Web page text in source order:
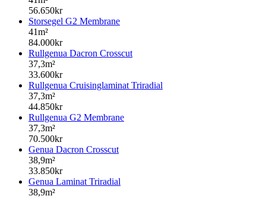
56.650kr
Storsegel G2 Membrane
41m²
84.000kr
Rullgenua Dacron Crosscut
37,3m²
33.600kr
Rullgenua Cruisinglaminat Triradial
37,3m²
44.850kr
Rullgenua G2 Membrane
37,3m²
70.500kr
Genua Dacron Crosscut
38,9m²
33.850kr
Genua Laminat Triradial
38,9m²